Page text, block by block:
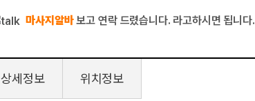
마사지알바보고 연락 드렸습니다. 라고하시면 됩니다.
상세정보 위치정보